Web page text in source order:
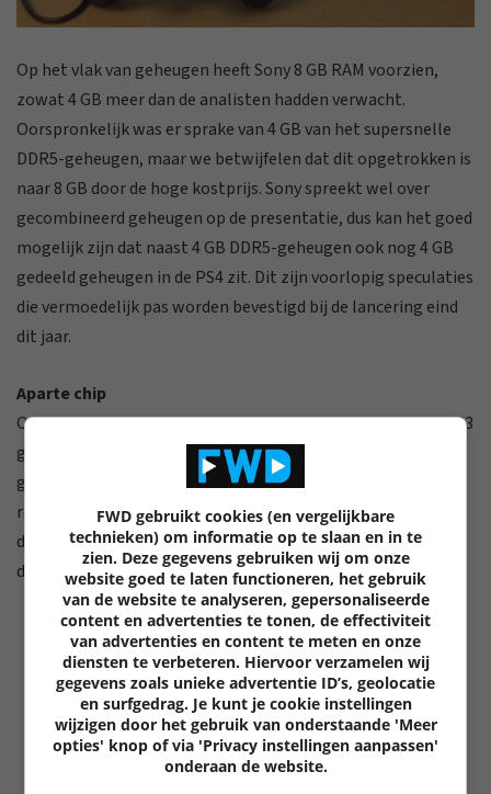
Op het vlak van geheugen heeft Sony 8 GB RAM voorzien,
zowat 4 GB meer dan de analisten hadden verwacht.
Oorspronkelijk was er sprake van 4 GB van het supersnelle
DDR5-geheugen, maar we betwijfelen dat dit opgetrokken is
naar 8 GB door de hoge kostprijs. Sony spreekt wel over
gecombineerd geheugen op de presentatie, dus kan het goed
mogelijk zijn dat naast 4 GB DDR5-geheugen ook nog 4 GB
gedeeld geheugen in de PS4 zit. Dit zijn voorlopig speculaties
die vermoedelijk pas worden bevestigd bij de lancering eind
dit jaar.
Aparte chip
Om ervoor te zorgen dat de krachtige CPU en GPU van de PS3
gewoon hun werk kunnen doen, heeft Sony een aparte chip
geïntegreerd die alle taken op de achtergrond voor zijn
rekening neemt. Zo kan je zonder moeite een
downloadopdracht op de achtergrond uitvoeren, zonder dat
dit invloed heeft op het spel zelf.
FWD gebruikt cookies (en vergelijkbare
technieken) om informatie op te slaan en in te
zien. Deze gegevens gebruiken wij om onze
website goed te laten functioneren, het gebruik
van de website te analyseren, gepersonaliseerde
content en advertenties te tonen, de effectiviteit
van advertenties en content te meten en onze
diensten te verbeteren. Hiervoor verzamelen wij
gegevens zoals unieke advertentie ID’s, geolocatie
en surfgedrag. Je kunt je cookie instellingen
wijzigen door het gebruik van onderstaande 'Meer
opties' knop of via 'Privacy instellingen aanpassen'
onderaan de website.